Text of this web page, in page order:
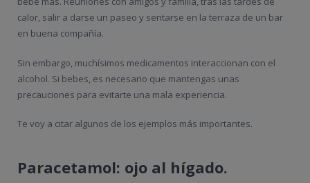
calor, salir a darse un paseo y sentarse en la terraza de un bar
en buena compañía.
Sin embargo, muchísimos medicamentos interaccionan con el
alcohol. Si bebes, es necesario que mantengas unas
precauciones para evitarte una mala experiencia.
Te voy a citar algunos de los ejemplos más importantes.
Paracetamol: ojo al hígado.